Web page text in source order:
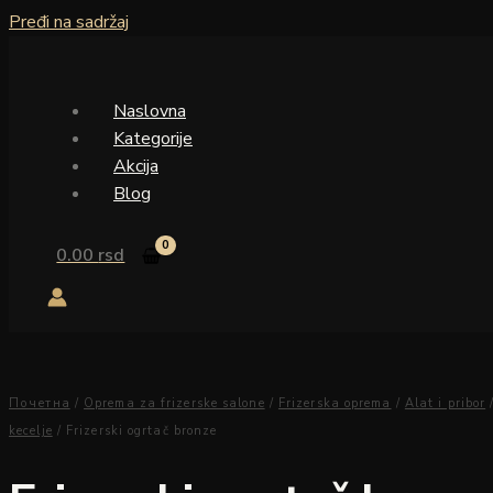
Pređi na sadržaj
Naslovna
Kategorije
Akcija
Blog
0.00 rsd
Почетна / Oprema za frizerske salone / Frizerska oprema / Alat i pribor /
kecelje / Frizerski ogrtač bronze